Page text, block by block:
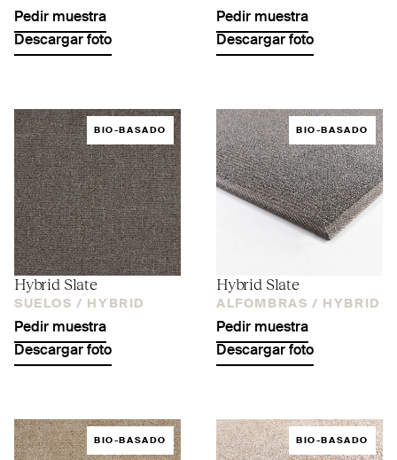
Pedir muestra
Descargar foto
Pedir muestra
Descargar foto
BIO-BASADO
Hybrid Slate
SUELOS / HYBRID
Pedir muestra
Descargar foto
BIO-BASADO
Hybrid Slate
ALFOMBRAS / HYBRID
Pedir muestra
Descargar foto
BIO-BASADO BIO-BASADO